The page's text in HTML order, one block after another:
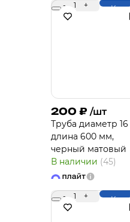
- 1 +
200 ₽ /шт
Труба диаметр
длина 600 мм,
черный матовый
В наличии (45)
- 1 +